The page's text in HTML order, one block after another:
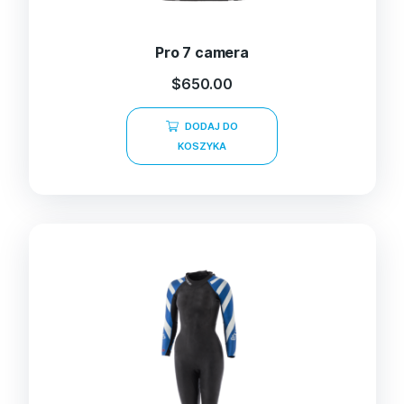
Pro 7 camera
$650.00
DODAJ DO
KOSZYKA